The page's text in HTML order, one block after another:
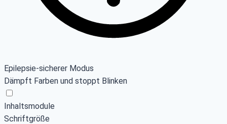
Epilepsie-sicherer Modus
Dämpft Farben und stoppt Blinken
Inhaltsmodule
Schriftgröße